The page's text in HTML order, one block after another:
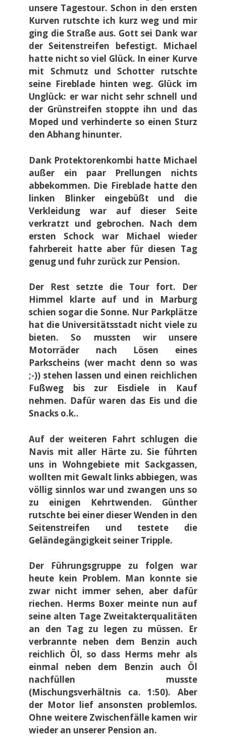
unsere Tagestour. Schon in den ersten
Kurven rutschte ich kurz weg und mir
ging die Straße aus. Gott sei Dank war
der Seitenstreifen befestigt. Michael
hatte nicht so viel Glück. In einer Kurve
mit Schmutz und Schotter rutschte
seine Fireblade hinten weg. Glück im
Unglück: er war nicht sehr schnell und
der Grünstreifen stoppte ihn und das
Moped und verhinderte so einen Sturz
den Abhang hinunter.
Dank Protektorenkombi hatte Michael
außer ein paar Prellungen nichts
abbekommen. Die Fireblade hatte den
linken Blinker eingebüßt und die
Verkleidung war auf dieser Seite
verkratzt und gebrochen. Nach dem
ersten Schock war Michael wieder
fahrbereit hatte aber für diesen Tag
genug und fuhr zurück zur Pension.
Der Rest setzte die Tour fort. Der
Himmel klarte auf und in Marburg
schien sogar die Sonne. Nur Parkplätze
hat die Universitätsstadt nicht viele zu
bieten. So mussten wir unsere
Motorräder nach Lösen eines
Parkscheins (wer macht denn so was
;-)) stehen lassen und einen reichlichen
Fußweg bis zur Eisdiele in Kauf
nehmen. Dafür waren das Eis und die
Snacks o.k..
Auf der weiteren Fahrt schlugen die
Navis mit aller Härte zu. Sie führten
uns in Wohngebiete mit Sackgassen,
wollten mit Gewalt links abbiegen, was
völlig sinnlos war und zwangen uns so
zu einigen Kehrtwenden. Günther
rutschte bei einer dieser Wenden in den
Seitenstreifen und testete die
Geländegängigkeit seiner Tripple.
Der Führungsgruppe zu folgen war
heute kein Problem. Man konnte sie
zwar nicht immer sehen, aber dafür
riechen. Herms Boxer meinte nun auf
seine alten Tage Zweitakterqualitäten
an den Tag zu legen zu müssen. Er
verbrannte neben dem Benzin auch
reichlich Öl, so dass Herms mehr als
einmal neben dem Benzin auch Öl
nachfüllen musste
(Mischungsverhältnis ca. 1:50). Aber
der Motor lief ansonsten problemlos.
Ohne weitere Zwischenfälle kamen wir
wieder an unserer Pension an.